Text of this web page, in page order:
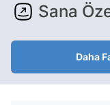
Sana
Daha